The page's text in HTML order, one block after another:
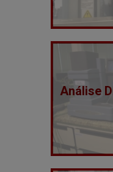
Análise